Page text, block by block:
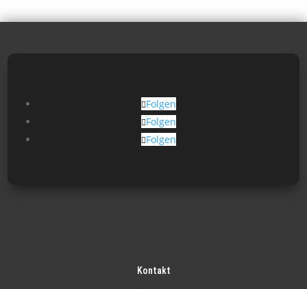
Folgen
Folgen
Folgen
Kontakt